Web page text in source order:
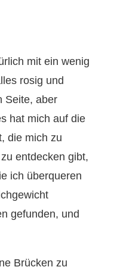
mit ein wenig
rosig und
Seite, aber
hat mich auf die
die mich zu
entdecken gibt,
ich überqueren
gefunden, und
Brücken zu